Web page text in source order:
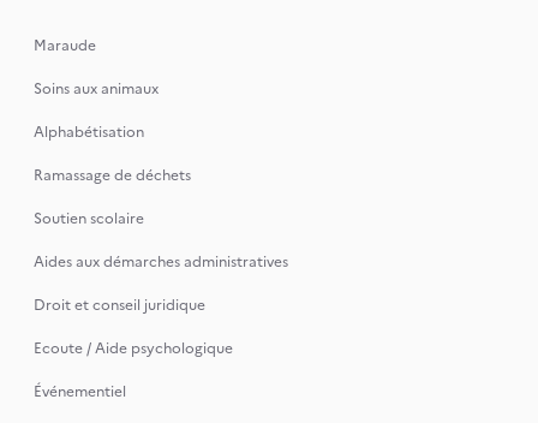
Maraude
Soins aux animaux
Alphabétisation
Ramassage de déchets
Soutien scolaire
Aides aux démarches administratives
Droit et conseil juridique
Ecoute / Aide psychologique
Événementiel